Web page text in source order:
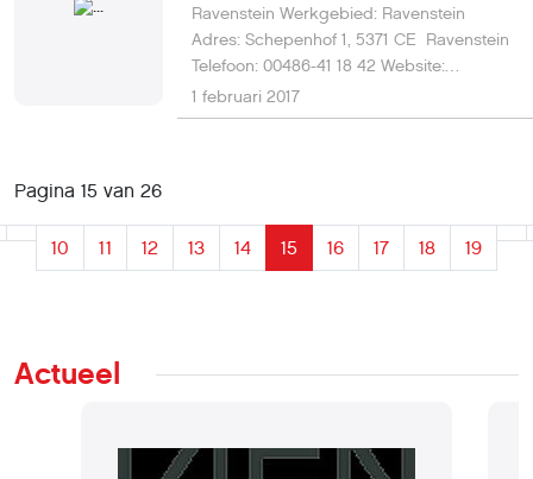
Ravenstein Werkgebied: Ravenstein
Adres: Schepenhof 1, 5371 CE Ravenstein
Telefoon: 00486-41 18 42 Website:
www.heemkunderavenstein.nl E-mail:
secretaris@heemkunderavenstein.nl
1 februari 2017
Pagina 15 van 26
10 11 12 13 14 15 16 17 18 19
Actueel